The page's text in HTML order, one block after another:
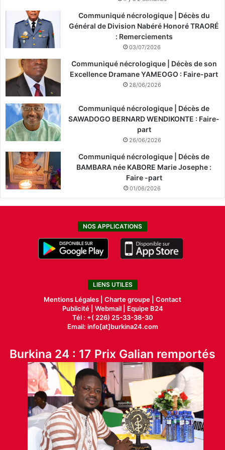
Communiqué nécrologique | Décès du
Général de Division Nabéré Honoré TRAORÉ
: Remerciements
03/07/2026
Communiqué nécrologique | Décès de son
Excellence Dramane YAMEOGO : Faire-part
28/06/2026
Communiqué nécrologique | Décès de
SAWADOGO BERNARD WENDIKONTE : Faire-
part
26/06/2026
Communiqué nécrologique | Décès de
BAMBARA née KABORE Marie Josephe :
Faire -part
01/06/2026
NOS APPLICATIONS
LIENS UTILES
Mentions Légales | Charte groupe | Contact
Publicité| Webmail |
Equipe B24
Tél : +( 226) 25-33-38-30
Email: info[at]burkina24.com
Burkina 24 : 17 Prix Galian remportés